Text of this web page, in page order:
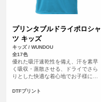
プリンタブルドライポロシャ
ツ キッズ
キッズ / WUNDOU
全17色
優れた吸汗速乾性を備え、汗を素早
く吸収・蒸散させる、ドライでさら
りとした快適な着心地でお子様にも
ポロシャツ。アクティブな外出シー
DTFプリント